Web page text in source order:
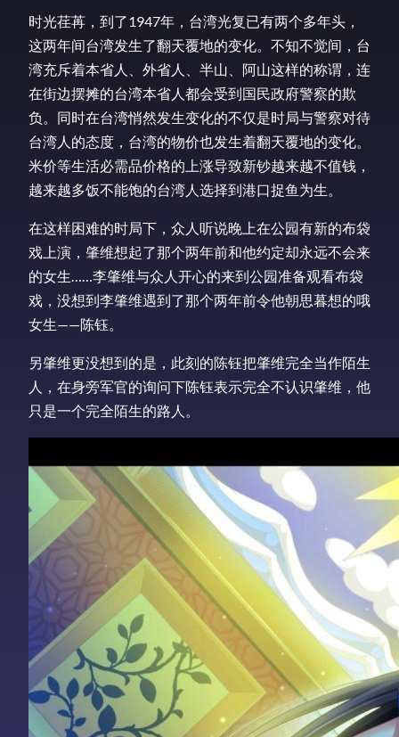
时光荏苒，到了1947年，台湾光复已有两个多年头，
这两年间台湾发生了翻天覆地的变化。不知不觉间，台
湾充斥着本省人、外省人、半山、阿山这样的称谓，连
在街边摆摊的台湾本省人都会受到国民政府警察的欺
负。同时在台湾悄然发生变化的不仅是时局与警察对待
台湾人的态度，台湾的物价也发生着翻天覆地的变化。
米价等生活必需品价格的上涨导致新钞越来越不值钱，
越来越多饭不能饱的台湾人选择到港口捉鱼为生。
在这样困难的时局下，众人听说晚上在公园有新的布袋
戏上演，肇维想起了那个两年前和他约定却永远不会来
的女生……李肇维与众人开心的来到公园准备观看布袋
戏，没想到李肇维遇到了那个两年前令他朝思暮想的哦
女生——陈钰。
另肇维更没想到的是，此刻的陈钰把肇维完全当作陌生
人，在身旁军官的询问下陈钰表示完全不认识肇维，他
只是一个完全陌生的路人。